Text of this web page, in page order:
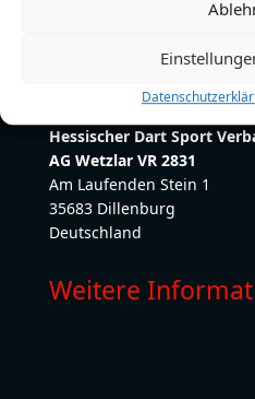
Hessischer Dart Sport
AG Wetzlar VR 2831
Am Laufenden Stein 1
35683 Dillenburg
Deutschland
Weitere